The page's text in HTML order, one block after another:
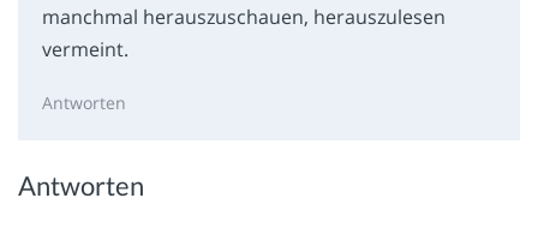
manchmal herauszuschauen, herauszulesen
vermeint.
Antworten
Antworten